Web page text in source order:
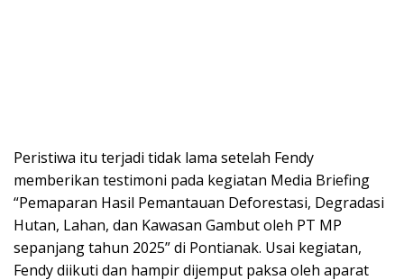
Peristiwa itu terjadi tidak lama setelah Fendy
memberikan testimoni pada kegiatan Media Briefing
“Pemaparan Hasil Pemantauan Deforestasi, Degradasi
Hutan, Lahan, dan Kawasan Gambut oleh PT MP
sepanjang tahun 2025” di Pontianak. Usai kegiatan,
Fendy diikuti dan hampir dijemput paksa oleh aparat